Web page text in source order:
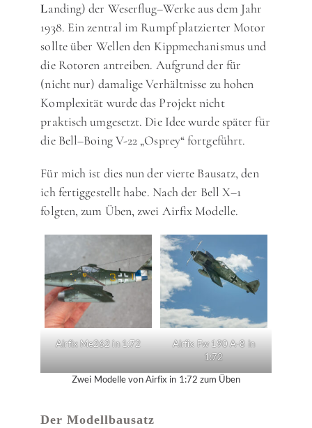
Landing) der Weserflug–Werke aus dem Jahr
1938. Ein zentral im Rumpf platzierter Motor
sollte über Wellen den Kippmechanismus und
die Rotoren antreiben. Aufgrund der für
(nicht nur) damalige Verhältnisse zu hohen
Komplexität wurde das Projekt nicht
praktisch umgesetzt. Die Idee wurde später für
die Bell–Boing V-22 „Osprey“ fortgeführt.
Für mich ist dies nun der vierte Bausatz, den
ich fertiggestellt habe. Nach der Bell X–1
folgten, zum Üben, zwei Airfix Modelle.
Airfix Me262 in 1:72
Airfix Fw 190 A-8 in
1:72
Zwei Modelle von Airfix in 1:72 zum Üben
Der Modellbausatz